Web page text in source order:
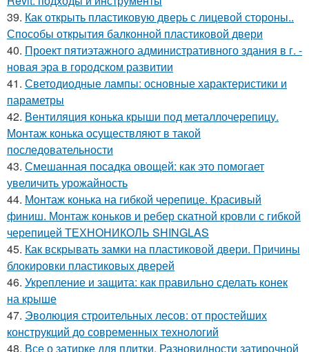
39. Как открыть пластиковую дверь с лицевой стороны..
Способы открытия балконной пластиковой двери
40. Проект пятиэтажного административного здания в г. -
новая эра в городском развитии
41. Светодиодные лампы: основные характеристики и
параметры
42. Вентиляция конька крыши под металлочерепицу.
Монтаж конька осуществляют в такой
последовательности
43. Смешанная посадка овощей: как это помогает
увеличить урожайность
44. Монтаж конька на гибкой черепице. Красивый
финиш. Монтаж коньков и ребер скатной кровли с гибкой
черепицей ТЕХНОНИКОЛЬ SHINGLAS
45. Как вскрывать замки на пластиковой двери. Причины
блокировки пластиковых дверей
46. Укрепление и защита: как правильно сделать конек
на крыше
47. Эволюция строительных лесов: от простейших
конструкций до современных технологий
48. Все о затирке для плитки. Разновидности затирочной